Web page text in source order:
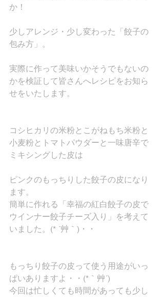
か！
少しアレンジ・少し変わった「餃子の
包み方」。
実際に作って美味いかそうでもないの
かを検証して皆さんへレシピをお知ら
せをいたします。
コシヒカリの米粉とこがねもち米粉と
小麦粉とトマトパウダーと一味唐辛で
ミキシングした皮は
ピンクのもっちりした餃子の皮になり
ます。
簡単に作れる「幸福の紅白餃子の皮で
ウインナー餃子チーズ入り」を考えて
いました。(* ´艸｀)・・
もっちり餃子の皮って使う用途がいっ
ぱいありますよ・・(*｀艸´)
今回は忙しくても時間があっても少し